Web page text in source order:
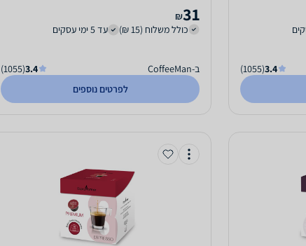
3.4
(1055)
31
₪
כולל משלוח (15 ₪)
עד 5 ימי עסקים
ב-CoffeeMan 3.4
(1055)
לפרטים נוספים